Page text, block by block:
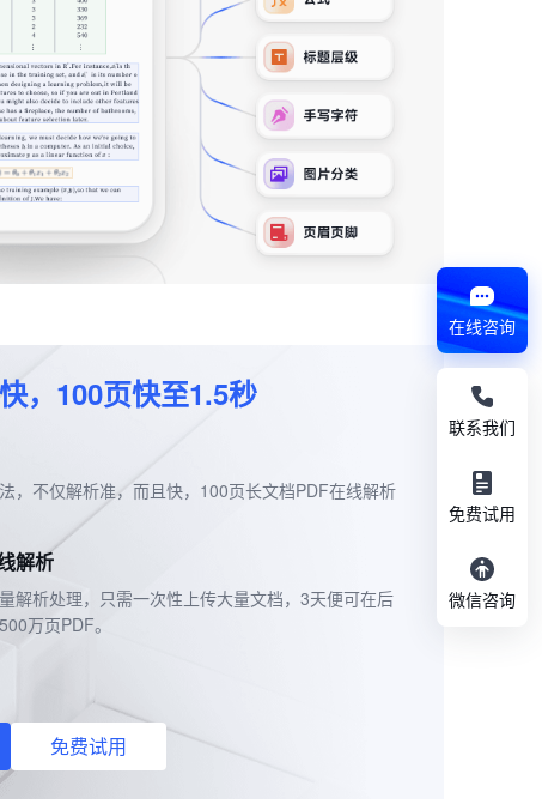
，100页快至1.5秒
，不仅解析准，而且快，100页长文档PDF在线解析
解析
解析处理，只需一次性上传大量文档，3天便可在后
万页PDF。
免费试用
在线咨询
联系我们
免费试用
微信咨询